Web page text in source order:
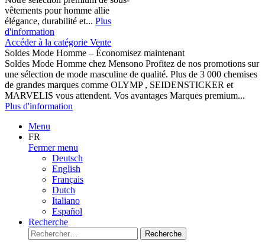
vêtements pour homme allie
élégance, durabilité et... Plus
d'information
Accéder à la catégorie Vente
Soldes Mode Homme – Économisez maintenant
Soldes Mode Homme chez Mensono Profitez de nos promotions sur
une sélection de mode masculine de qualité. Plus de 3 000 chemises
de grandes marques comme OLYMP , SEIDENSTICKER et
MARVELIS vous attendent. Vos avantages Marques premium...
Plus d'information
Menu
FR
Fermer menu
Deutsch
English
Français
Dutch
Italiano
Español
Recherche
Recherche